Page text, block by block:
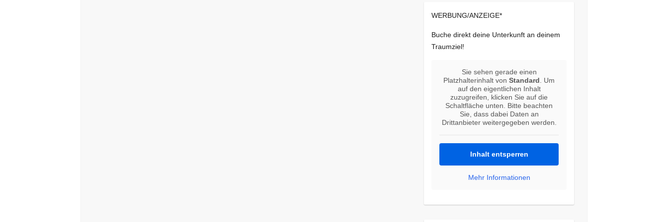
WERBUNG/ANZEIGE*
Buche direkt deine Unterkunft an deinem
Traumziel!
Sie sehen gerade einen
Platzhalterinhalt vonStandard . Um
auf den eigentlichen Inhalt
zuzugreifen, klicken Sie auf die
Schaltfläche unten. Bitte beachten
Sie, dass dabei Daten an
Drittanbieter weitergegeben werden.
Inhalt entsperren
Mehr Informationen